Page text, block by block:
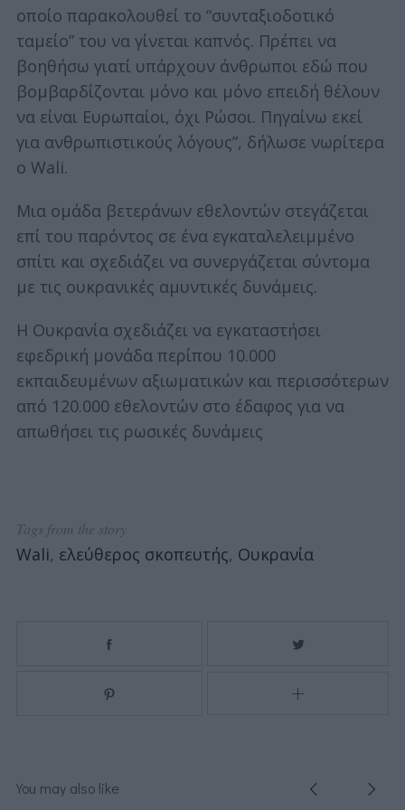
οποίο παρακολουθεί το “συνταξιοδοτικό
ταμείο” του να γίνεται καπνός. Πρέπει να
βοηθήσω γιατί υπάρχουν άνθρωποι εδώ που
βομβαρδίζονται μόνο και μόνο επειδή θέλουν
να είναι Ευρωπαίοι, όχι Ρώσοι. Πηγαίνω εκεί
για ανθρωπιστικούς λόγους”, δήλωσε νωρίτερα
ο Wali.
Μια ομάδα βετεράνων εθελοντών στεγάζεται
επί του παρόντος σε ένα εγκαταλελειμμένο
σπίτι και σχεδιάζει να συνεργάζεται σύντομα
με τις ουκρανικές αμυντικές δυνάμεις.
Η Ουκρανία σχεδιάζει να εγκαταστήσει
εφεδρική μονάδα περίπου 10.000
εκπαιδευμένων αξιωματικών και περισσότερων
από 120.000 εθελοντών στο έδαφος για να
απωθήσει τις ρωσικές δυνάμεις
Tags from the story
Wali, ελεύθερος σκοπευτής, Ουκρανία
You may also like